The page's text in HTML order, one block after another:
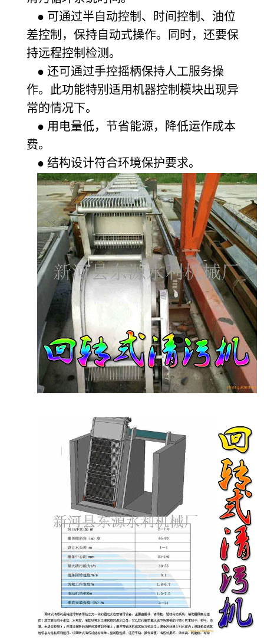
● 可通过半自动控制、时间控制、油位
差控制，保持自动式操作。同时，还要保
持远程控制检测。
● 还可通过手控摇柄保持人工服务操
作。此功能特别适用机器控制模块出现异
常的情况下。
● 用电量低，节省能源，降低运作成本
费。
● 结构设计符合环境保护要求。